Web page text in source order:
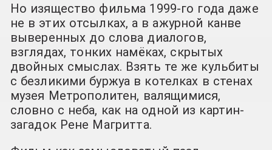
Но изящество фильма 1999-го года даже
не в этих отсылках, а в ажурной канве
выверенных до слова диалогов,
взглядах, тонких намёках, скрытых
двойных смыслах. Взять те же кульбиты
с безликими буржуа в котелках в стенах
музея Метрополитен, валящимися,
словно с неба, как на одной из картин-
загадок Рене Магритта.